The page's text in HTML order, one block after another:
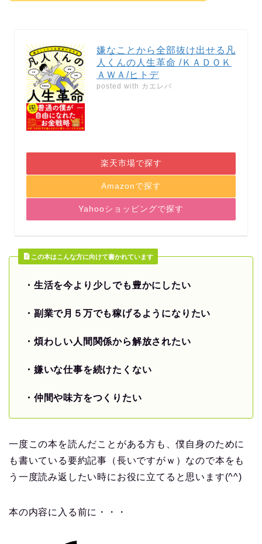
嫌なことから全部抜け出せる凡
人くんの人生革命 /ＫＡＤＯＫ
ＡＷＡ/ヒトデ
posted with カエレバ
楽天市場で探す
Amazonで探す
Yahooショッピングで探す
この本はこんな方に向けて書かれています
・生活を今より少しでも豊かにしたい
・副業で月５万でも稼げるようになりたい
・煩わしい人間関係から解放されたい
・嫌いな仕事を続けたくない
・仲間や味方をつくりたい
一度この本を読んだことがある方も、僕自身のために
も書いている要約記事（長いですがｗ）なので本をも
う一度読み返したい時にお役に立てると思います(^^)
本の内容に入る前に・・・